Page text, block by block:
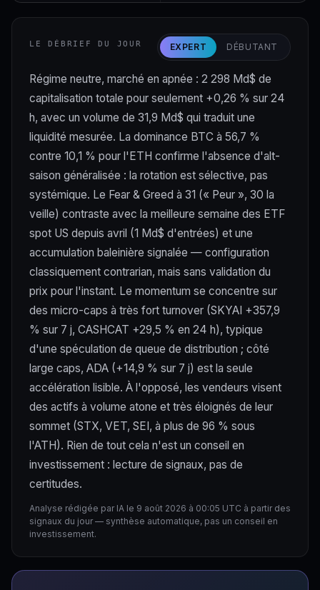
LE DÉBRIEF DU JOUR EXPERT DÉBUTANT
Régime neutre, marché en apnée : 2 298 Md$ de
capitalisation totale pour seulement +0,26 % sur 24
h, avec un volume de 31,9 Md$ qui traduit une
liquidité mesurée. La dominance BTC à 56,7 %
contre 10,1 % pour l'ETH confirme l'absence d'alt-
saison généralisée : la rotation est sélective, pas
systémique. Le Fear & Greed à 31 (« Peur », 30 la
veille) contraste avec la meilleure semaine des ETF
spot US depuis avril (1 Md$ d'entrées) et une
accumulation baleinière signalée — configuration
classiquement contrarian, mais sans validation du
prix pour l'instant. Le momentum se concentre sur
des micro-caps à très fort turnover (SKYAI +357,9
% sur 7 j, CASHCAT +29,5 % en 24 h), typique
d'une spéculation de queue de distribution ; côté
large caps, ADA (+14,9 % sur 7 j) est la seule
accélération lisible. À l'opposé, les vendeurs visent
des actifs à volume atone et très éloignés de leur
sommet (STX, VET, SEI, à plus de 96 % sous
l'ATH). Rien de tout cela n'est un conseil en
investissement : lecture de signaux, pas de
certitudes.
Analyse rédigée par IA le 9 août 2026 à 00:05 UTC à partir des
signaux du jour — synthèse automatique, pas un conseil en
investissement.